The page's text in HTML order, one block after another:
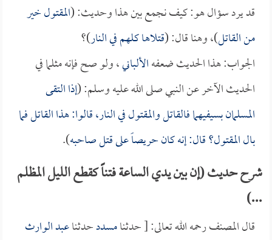
قد يرد سؤال هو: كيف نجمع بين هذا وحديث: (المقتول خير
من القاتل)، وهنا قال: (قتلاها كلهم في النار)؟
الجواب: هذا الحديث ضعفهالألباني، ولو صح فإنه مثلما في
الحديث الآخر عن النبي صلى الله عليه وسلم: (إذا التقى
المسلمان بسيفيهما فالقاتل والمقتول في النار، قالوا: هذا القاتل فما
بال المقتول؟ قال: إنه كان حريصاً على قتل صاحبه).
شرح حديث (إن بين يدي الساعة فتناً كقطع الليل المظلم
...)
قال المصنف رحمه الله تعالى: [ حدثنامسددحدثناعبد الوارث